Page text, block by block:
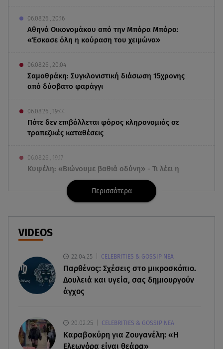
06.08.26 , 20:16
Αθηνά Οικονομάκου από την Μπόρα Μπόρα:
«Έσκασε όλη η κούραση του χειμώνα»
06.08.26 , 20:04
Σαμοθράκη: Συγκλονιστική διάσωση 15χρονης
από δύσβατο φαράγγι
06.08.26 , 19:44
Πότε δεν επιβάλλεται φόρος κληρονομιάς σε
τραπεζικές καταθέσεις
06.08.26 , 19:17
Κυψέλη: «Βιώνουμε βαθιά οδύνη» - Τι λέει η
οικογένεια της Λίζα
Μπαντέρας: «Η καρδιακή προσβολή ήταν το
Συντάξεις χηρείας: Τέλος στο «ψαλίδι» μετά την
τριετία
Πόρτο Γερμενό
06.08.26 , 18:35
Περισσότερα
VIDEOS
22.04.25 CELEBRITIES & GOSSIP ΝΕΑ
Παρθένος: Σχέσεις στο μικροσκόπιο.
Δουλειά και υγεία, σας δημιουργούν
άγχος
20.02.25 CELEBRITIES & GOSSIP ΝΕΑ
Καραβοκύρη για Ζουγανέλη: «Η
Ελεωνόρα είναι θεάρα»